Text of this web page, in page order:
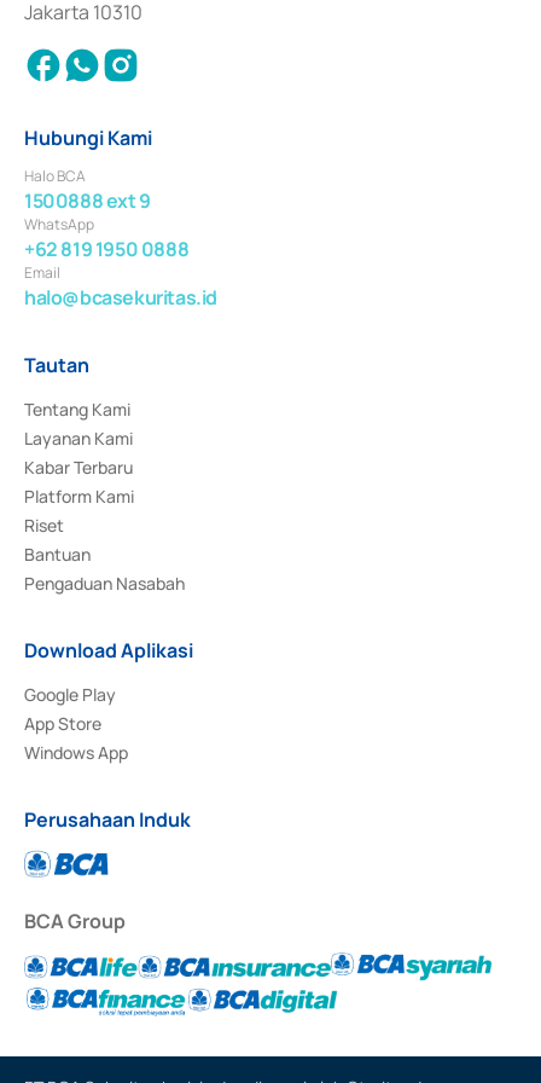
Jakarta 10310
Hubungi Kami
Halo BCA
1500888 ext 9
WhatsApp
+62 819 1950 0888
Email
halo@bcasekuritas.id
Tautan
Tentang Kami
Layanan Kami
Kabar Terbaru
Platform Kami
Riset
Bantuan
Pengaduan Nasabah
Download Aplikasi
Google Play
App Store
Windows App
Perusahaan Induk
BCA Group